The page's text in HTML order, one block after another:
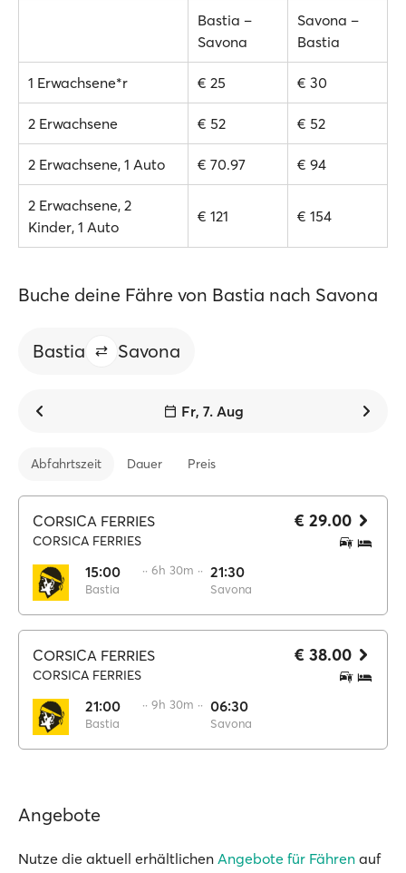
Bastia –
Savona
Savona –
Bastia
1 Erwachsene*r € 25 € 30
2 Erwachsene € 52 € 52
2 Erwachsene, 1 Auto € 70.97 € 94
2 Erwachsene, 2
Kinder, 1 Auto
€ 121 € 154
Buche deine Fähre von Bastia nach Savona
Bastia Savona
Fr, 7. Aug
Abfahrtszeit Dauer Preis
CORSICA FERRIES
CORSICA FERRIES
15:00
Bastia
·· 6h 30m ·· 21:30
Savona
€ 29.00
CORSICA FERRIES
CORSICA FERRIES
21:00
Bastia
·· 9h 30m ·· 06:30
Savona
€ 38.00
Angebote
Nutze die aktuell erhältlichen Angebote für Fähren auf